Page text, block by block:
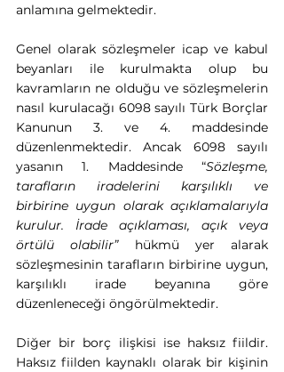
anlamına gelmektedir.
Genel olarak sözleşmeler icap ve kabul
beyanları ile kurulmakta olup bu
kavramların ne olduğu ve sözleşmelerin
nasıl kurulacağı 6098 sayılı Türk Borçlar
Kanunun 3. ve 4. maddesinde
düzenlenmektedir. Ancak 6098 sayılı
yasanın 1. Maddesinde “Sözleşme,
tarafların iradelerini karşılıklı ve
birbirine uygun olarak açıklamalarıyla
kurulur. İrade açıklaması, açık veya
örtülü olabilir” hükmü yer alarak
sözleşmesinin tarafların birbirine uygun,
karşılıklı irade beyanına göre
düzenleneceği öngörülmektedir.
Diğer bir borç ilişkisi ise haksız fiildir.
Haksız fiilden kaynaklı olarak bir kişinin